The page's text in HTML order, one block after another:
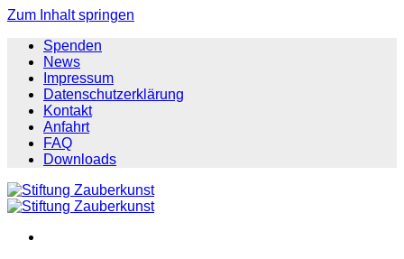
Zum Inhalt springen
Spenden
News
Impressum
Datenschutzerklärung
Kontakt
Anfahrt
FAQ
Downloads